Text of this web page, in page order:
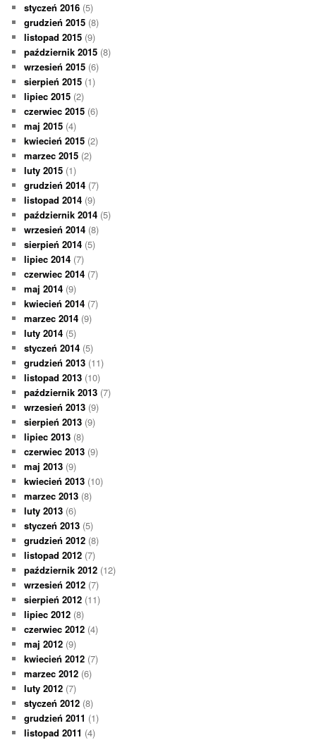
styczeń 2016 (5)
grudzień 2015 (8)
listopad 2015 (9)
październik 2015 (8)
wrzesień 2015 (6)
sierpień 2015 (1)
lipiec 2015 (2)
czerwiec 2015 (6)
maj 2015 (4)
kwiecień 2015 (2)
marzec 2015 (2)
luty 2015 (1)
grudzień 2014 (7)
listopad 2014 (9)
październik 2014 (5)
wrzesień 2014 (8)
sierpień 2014 (5)
lipiec 2014 (7)
czerwiec 2014 (7)
maj 2014 (9)
kwiecień 2014 (7)
marzec 2014 (9)
luty 2014 (5)
styczeń 2014 (5)
grudzień 2013 (11)
listopad 2013 (10)
październik 2013 (7)
wrzesień 2013 (9)
sierpień 2013 (9)
lipiec 2013 (8)
czerwiec 2013 (9)
maj 2013 (9)
kwiecień 2013 (10)
marzec 2013 (8)
luty 2013 (6)
styczeń 2013 (5)
grudzień 2012 (8)
listopad 2012 (7)
październik 2012 (12)
wrzesień 2012 (7)
sierpień 2012 (11)
lipiec 2012 (8)
czerwiec 2012 (4)
maj 2012 (9)
kwiecień 2012 (7)
marzec 2012 (6)
luty 2012 (7)
styczeń 2012 (8)
grudzień 2011 (1)
listopad 2011 (4)